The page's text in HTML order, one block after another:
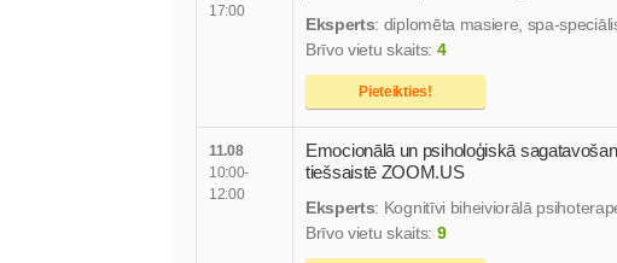
17:00
Eksperts: diplomēta masiere, spa-
Brīvo vietu skaits: 4
Pieteikties!
11.08
10:00-
12:00
Emocionālā un psiholoģiskā
tiešsaistē ZOOM.US
Eksperts: Kognitīvi biheiviorālā
Brīvo vietu skaits: 9